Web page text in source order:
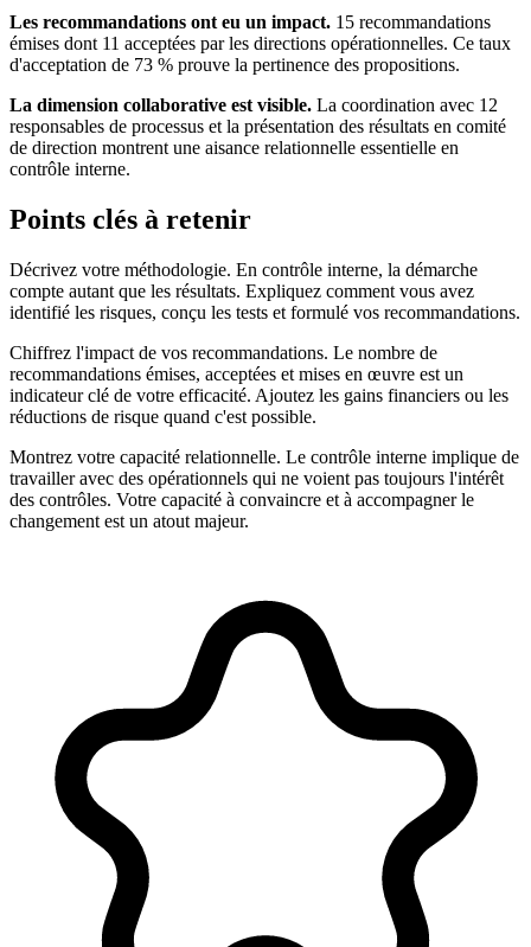
Les recommandations ont eu un impact. 15 recommandations
émises dont 11 acceptées par les directions opérationnelles. Ce taux
d'acceptation de 73 % prouve la pertinence des propositions.
La dimension collaborative est visible. La coordination avec 12
responsables de processus et la présentation des résultats en comité
de direction montrent une aisance relationnelle essentielle en
contrôle interne.
Points clés à retenir
Décrivez votre méthodologie. En contrôle interne, la démarche
compte autant que les résultats. Expliquez comment vous avez
identifié les risques, conçu les tests et formulé vos recommandations.
Chiffrez l'impact de vos recommandations. Le nombre de
recommandations émises, acceptées et mises en œuvre est un
indicateur clé de votre efficacité. Ajoutez les gains financiers ou les
réductions de risque quand c'est possible.
Montrez votre capacité relationnelle. Le contrôle interne implique de
travailler avec des opérationnels qui ne voient pas toujours l'intérêt
des contrôles. Votre capacité à convaincre et à accompagner le
changement est un atout majeur.